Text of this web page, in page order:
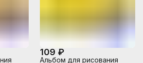
109 ₽
Альбом для рисования